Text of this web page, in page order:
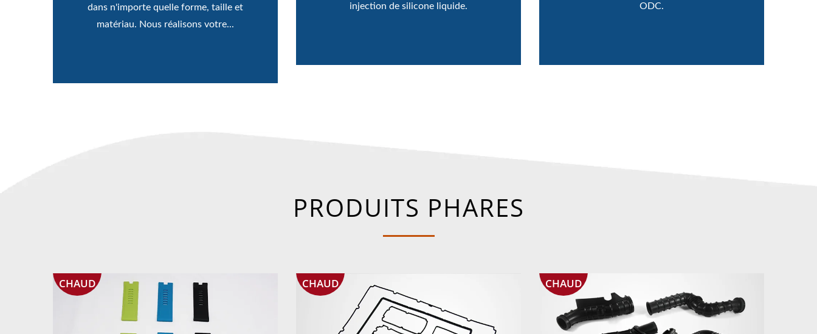
dans n'importe quelle forme, taille et
matériau. Nous réalisons votre...
injection de silicone liquide.
ODC.
PRODUITS PHARES
CHAUD CHAUD CHAUD